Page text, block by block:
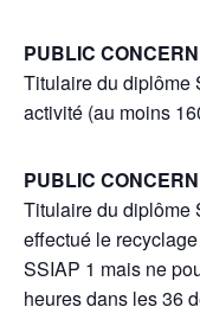
PUBLIC
Titulaire du diplôme
activité (au moins
PUBLIC
Titulaire du diplôme
effectué le
SSIAP 1 mais ne
heures dans les 36